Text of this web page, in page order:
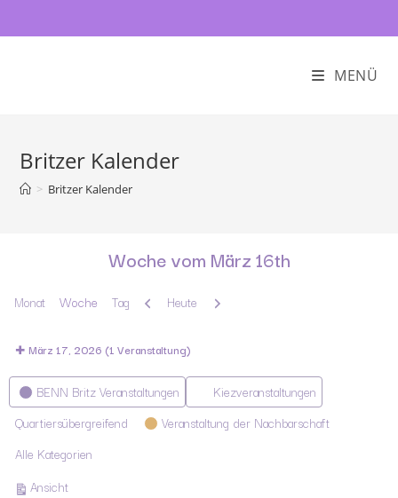
MENÜ
Britzer Kalender
> Britzer Kalender
Woche vom März 16th
Monat Woche Tag Zurück
Heute Weiter
März 17, 2026 (1 Veranstaltung)
Kategorien
BENN Britz Veranstaltungen
Kiezveranstaltungen
Quartiersübergreifend
Veranstaltung der Nachbarschaft
Alle Kategorien
Ansichtausdrucken